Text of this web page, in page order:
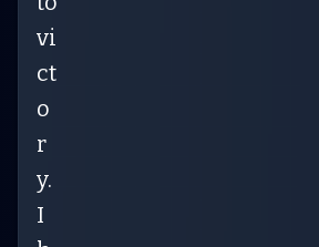
vi
ct
o
r
y.
I